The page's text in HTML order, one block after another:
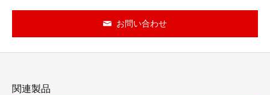
お問い合わせ
関連製品